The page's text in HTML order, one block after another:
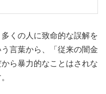
くの人に致命的な誤解を
言葉から、「従来の闇金
ら暴力的なことはされな